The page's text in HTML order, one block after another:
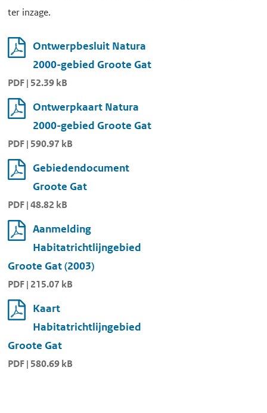
ter inzage.
Ontwerpbesluit Natura
2000-gebied Groote Gat
PDF | 52.39 kB
Ontwerpkaart Natura
2000-gebied Groote Gat
PDF | 590.97 kB
Gebiedendocument
Groote Gat
PDF | 48.82 kB
Aanmelding
Habitatrichtlijngebied
Groote Gat (2003)
PDF | 215.07 kB
Kaart
Habitatrichtlijngebied
Groote Gat
PDF | 580.69 kB